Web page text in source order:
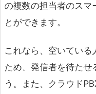
の複数の担当者のスマ
とができます。
これなら、空いている
ため、発信者を待たせ
う。また、クラウド